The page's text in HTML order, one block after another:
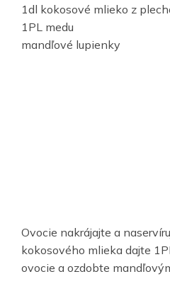
1dl kokosové mlieko z
1PL medu
mandľové lupienky
Ovocie nakrájajte a
kokosového mlieka dajte
ovocie a ozdobte